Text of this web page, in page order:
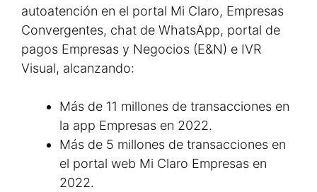
autoatención en el portal Mi Claro, Empresas
Convergentes, chat de WhatsApp, portal de
pagos Empresas y Negocios (E&N) e IVR
Visual, alcanzando:
Más de 11 millones de transacciones en
la app Empresas en 2022.
Más de 5 millones de transacciones en
el portal web Mi Claro Empresas en
2022.